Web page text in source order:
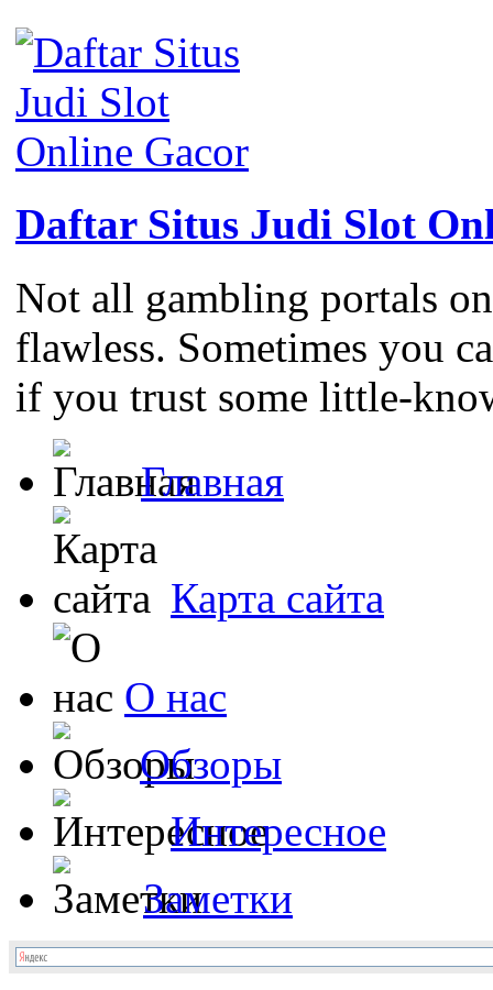
Daftar Situs Judi Slot
Not all gambling portals
flawless. Sometimes you
if you trust some little-
Главная
Карта сайта
О нас
Обзоры
Интересное
Заметки